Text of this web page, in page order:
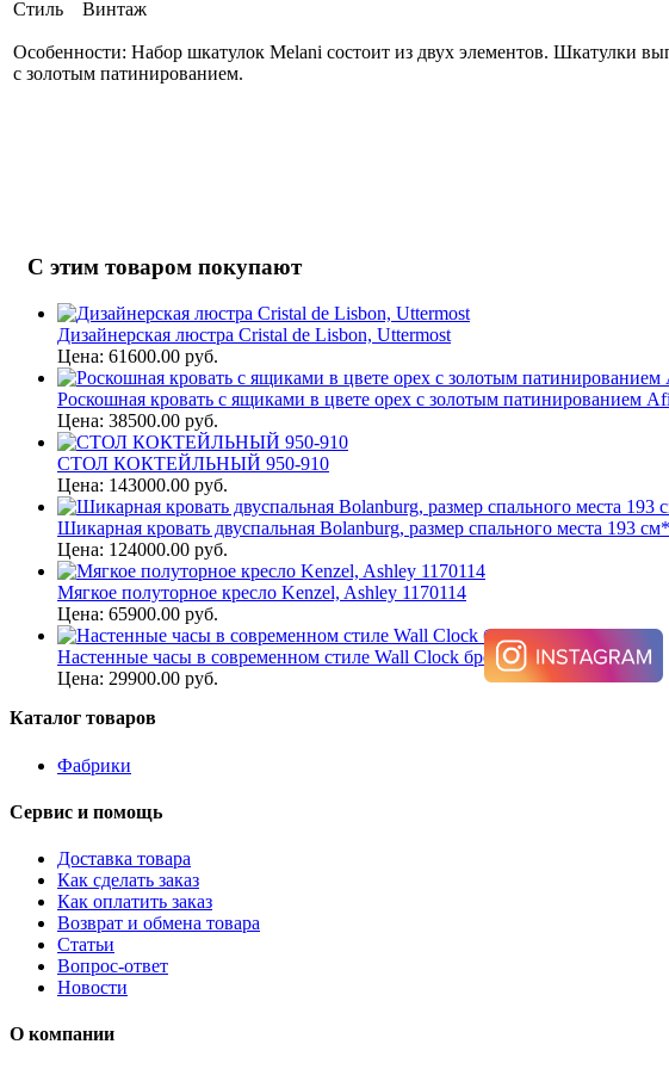
Стиль Винтаж
Особенности: Набор шкатулок Melani состоит из двух элементов. Шкатулки
с золотым патинированием.
С этим товаром покупают
Дизайнерская люстра Cristal de Lisbon, Uttermost
Цена: 61600.00 руб.
Роскошная кровать с ящиками в цвете орех с золотым патинированием
Цена: 38500.00 руб.
СТОЛ КОКТЕЙЛЬНЫЙ 950-910
Цена: 143000.00 руб.
Шикарная кровать двуспальная Bolanburg, размер спального места 193
Цена: 124000.00 руб.
Мягкое полуторное кресло Kenzel, Ashley 1170114
Цена: 65900.00 руб.
Настенные часы в современном стиле Wall Clock бренд Uttermost
Цена: 29900.00 руб.
Каталог товаров
Фабрики
Сервис и помощь
Доставка товара
Как сделать заказ
Как оплатить заказ
Возврат и обмена товара
Статьи
Вопрос-ответ
Новости
О компании